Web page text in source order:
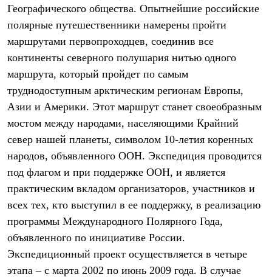
Брюки
Флисовая одежда
Куртки
Брюки
Термобелье
Теплое термобелье
Легкое термобелье
Лёгкая одежда
Футболки
Толстовки
Брюки
Шорты
Женская одежда
Утепленная пухом
Куртки
Жилеты
Утепленная синтетикой
Брюки
Штормовая одежда
Географического общества. Опытнейшие российские
полярные путешественники намерены пройти
маршрутами первопроходцев, соединив все
континенты северного полушария нитью одного
маршрута, который пройдет по самым
труднодоступным арктическим регионам Европы,
Азии и Америки. Этот маршрут станет своеобразным
мостом между народами, населяющими Крайний
север нашей планеты, символом 10-летия коренных
народов, объявленного ООН. Экспедиция проводится
под флагом и при поддержке ООН, и является
практическим вкладом организаторов, участников и
всех тех, кто выступил в ее поддержку, в реализацию
программы Международного Полярного Года,
объявленного по инициативе России.
Экспедиционный проект осуществляется в четыре
этапа – с марта 2002 по июнь 2009 года. В случае